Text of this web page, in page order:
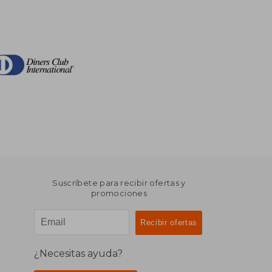
Suscríbete para recibir ofertas y
promociones
¿Necesitas ayuda?